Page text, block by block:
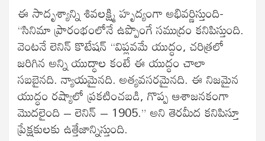
ఈ సాదృశ్యాన్ని శివలక్ష్మి హృద్యంగా అభివర్ణిస్తుంది-
“సినిమా ప్రారంభంలోనే ఉప్పొంగే సముద్రం కనిపిస్తుంది.
వెంటనే లెనిన్‍ కొటేషన్‍ “విప్లవమే యుద్ధం, చరిత్రలో
జరిగిన అన్ని యుద్ధాల కంటే ఈ యుద్ధం చాలా
సబబైనది. న్యాయమైనది. అత్యవసరమైనది. ఈ నిజమైన
యుద్ధం రష్యాలో ప్రకటించబడి, గొప్ప ఆశాజనకంగా
మొదలైంది – లెనిన్‍ – 1905.” అని తెరమీద కనిపిస్తూ
ప్రేక్షకులకు ఉత్తేజాన్నిస్తుంది.